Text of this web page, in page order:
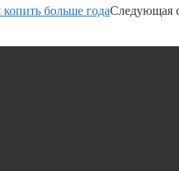
больше годаСледующая